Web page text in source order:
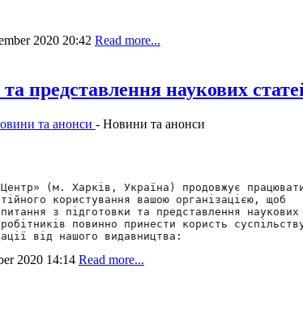
2020 20:42 Read more...
представлення наукових
та анонси - Новини та анонси
(м. Харків, Україна) продовжує
користування вашою організацією, щоб
з підготовки та представлення наукових
повинно принести користь
2020 14:14 Read more...